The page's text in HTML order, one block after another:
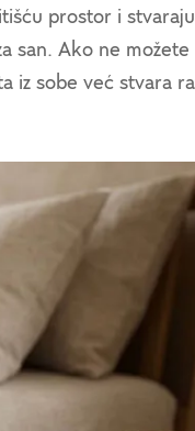
prostor i
san. Ako ne možete
iz sobe već stvara